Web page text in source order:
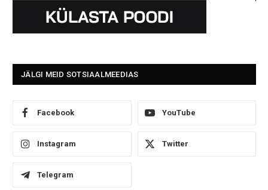
JÄLGI MEID SOTSIAALMEEDIAS
Facebook YouTube
Instagram Twitter
Telegram